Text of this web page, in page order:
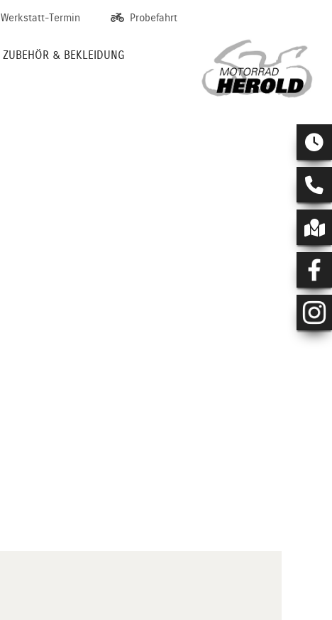
Werkstatt-Termin Probefahrt
ZUBEHÖR & BEKLEIDUNG